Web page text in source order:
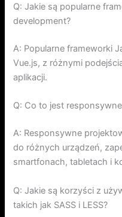
Q: Jakie są popularne
development?
A: Popularne frameworki
Vue.js, z różnymi
aplikacji.
Q: Co to jest
A: Responsywne
do różnych urządzeń,
smartfonach, tabletach i
Q: Jakie są korzyści z
takich jak SASS i LESS?